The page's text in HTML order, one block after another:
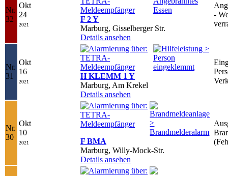
Nr.
32
Okt
24
2021
F 2 Y
Marburg, Gisselberger Str.
Details ansehen
-
Nr.
31
Okt
16
2021
H KLEMM 1 Y
Marburg, Am Krekel
Details ansehen
Nr.
30
Okt
10
2021
F BMA
Marburg, Willy-Mock-Str.
Details ansehen